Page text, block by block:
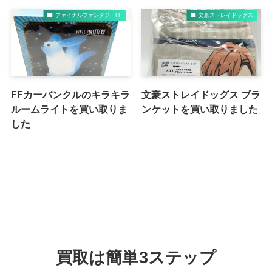
ファイナルファンタジーFF
FFカーバンクルのキラキラ
ルームライトを買い取りま
した
文豪ストレイドッグス
文豪ストレイドッグス ブラ
ンケットを買い取りました
買取は簡単3ステップ